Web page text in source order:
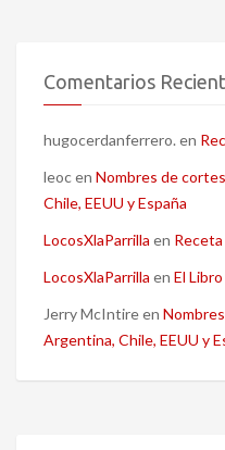
Comentarios
hugocerdanferrero. en
leocen Nombres de
Chile, EEUU y España
LocosXlaParrilla en
LocosXlaParrilla en El
Jerry McIntireen
Argentina, Chile, EEUU y